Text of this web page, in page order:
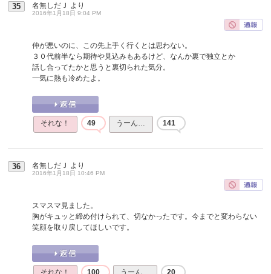
35 名無しだＪ より
2016年1月18日 9:04 PM
仲が悪いのに、この先上手く行くとは思わない。
３０代前半なら期待や見込みもあるけど、なんか裏で独立とか
話し合ってたかと思うと裏切られた気分。
一気に熱も冷めたよ。
それな！ 49 うーん… 141
36 名無しだＪ より
2016年1月18日 10:46 PM
スマスマ見ました。
胸がキュッと締め付けられて、切なかったです。今までと変わらない
笑顔を取り戻してほしいです。
それな！ 100 うーん… 20